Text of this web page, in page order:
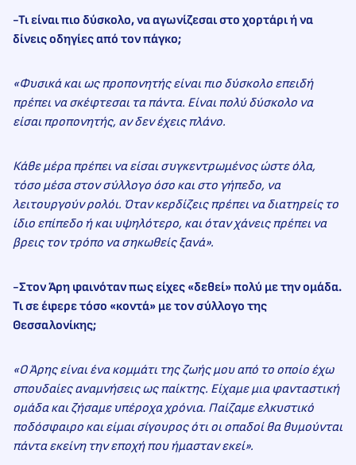
-Τι είναι πιο δύσκολο, να αγωνίζεσαι στο χορτάρι ή να
δίνεις οδηγίες από τον πάγκο;
«Φυσικά και ως προπονητής είναι πιο δύσκολο επειδή
πρέπει να σκέφτεσαι τα πάντα. Είναι πολύ δύσκολο να
είσαι προπονητής, αν δεν έχεις πλάνο.
Κάθε μέρα πρέπει να είσαι συγκεντρωμένος ώστε όλα,
τόσο μέσα στον σύλλογο όσο και στο γήπεδο, να
λειτουργούν ρολόι. Όταν κερδίζεις πρέπει να διατηρείς το
ίδιο επίπεδο ή και υψηλότερο, και όταν χάνεις πρέπει να
βρεις τον τρόπο να σηκωθείς ξανά».
-Στον Άρη φαινόταν πως είχες «δεθεί» πολύ με την ομάδα.
Τι σε έφερε τόσο «κοντά» με τον σύλλογο της
Θεσσαλονίκης;
«Ο Άρης είναι ένα κομμάτι της ζωής μου από το οποίο έχω
σπουδαίες αναμνήσεις ως παίκτης. Είχαμε μια φανταστική
ομάδα και ζήσαμε υπέροχα χρόνια. Παίζαμε ελκυστικό
ποδόσφαιρο και είμαι σίγουρος ότι οι οπαδοί θα θυμούνται
πάντα εκείνη την εποχή που ήμασταν εκεί».